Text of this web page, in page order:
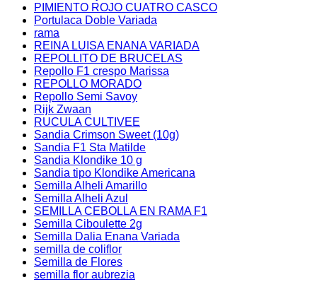
PIMIENTO ROJO CUATRO CASCO
Portulaca Doble Variada
rama
REINA LUISA ENANA VARIADA
REPOLLITO DE BRUCELAS
Repollo F1 crespo Marissa
REPOLLO MORADO
Repollo Semi Savoy
Rijk Zwaan
RUCULA CULTIVEE
Sandia Crimson Sweet (10g)
Sandia F1 Sta Matilde
Sandia Klondike 10 g
Sandia tipo Klondike Americana
Semilla Alheli Amarillo
Semilla Alheli Azul
SEMILLA CEBOLLA EN RAMA F1
Semilla Ciboulette 2g
Semilla Dalia Enana Variada
semilla de coliflor
Semilla de Flores
semilla flor aubrezia